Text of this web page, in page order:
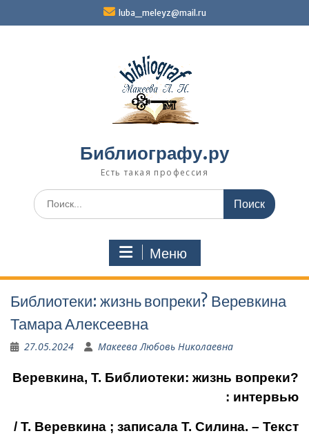
luba_meleyz@mail.ru
Библиографу.ру
Есть такая профессия
Поиск
по:
Меню
Библиотеки: жизнь вопреки? Веревкина
Тамара Алексеевна
27.05.2024 Макеева Любовь Николаевна
Веревкина, Т. Библиотеки: жизнь вопреки?
: интервью
/ Т. Веревкина ; записала Т. Силина. – Текст